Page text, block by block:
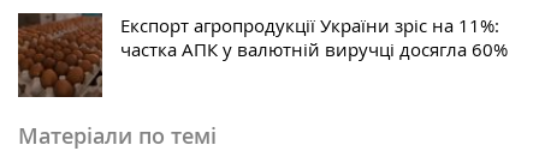
Експорт агропродукції України зріс на 11%:
частка АПК у валютній виручці досягла 60%
Матеріали по темі